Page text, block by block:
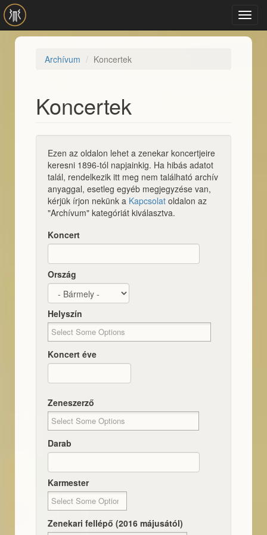
Ugrás a tartalomra
Archívum Koncertek
Koncertek
Ezen az oldalon lehet a zenekar koncertjeire
keresni 1896-tól napjainkig. Ha hibás adatot
talál, rendelkezik itt meg nem található archív
anyaggal, esetleg egyéb megjegyzése van,
kérjük írjon nekünk a Kapcsolat oldalon az
"Archívum" kategóriát kiválasztva.
Koncert
Ország
Helyszín
Koncert éve
Zeneszerző
Darab
Karmester
Zenekari fellépő (2016 májusától)